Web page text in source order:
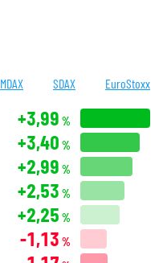
MDAX SDAX EuroStoxx
+3,99 %
+3,40 %
+2,99 %
+2,53 %
+2,25 %
-1,13 %